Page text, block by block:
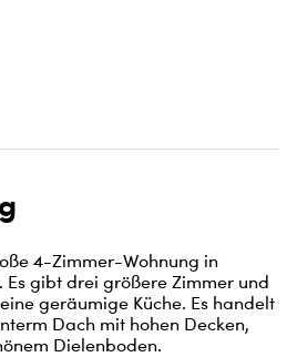
4-Zimmer-Wohnung in
Es gibt drei größere Zimmer und
geräumige Küche. Es handelt
Dach mit hohen Decken,
Dielenboden.